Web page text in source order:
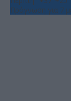
Πρόγνωση για 7